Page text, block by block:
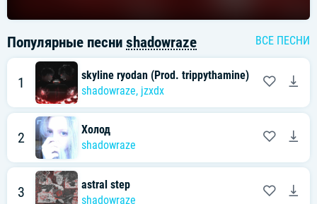
迷子になっていて遅れてしまいました
篠原さんの下っ端の鈴屋柔造です！
Walk into your house
Now blow your door and blow your asshole
Walk into your house
Популярные песни shadowraze ВСЕ ПЕСНИ
1
skyline ryodan (Prod. trippythamine)
shadowraze, jzxdx
2
Холод
shadowraze
3
astral step
shadowraze